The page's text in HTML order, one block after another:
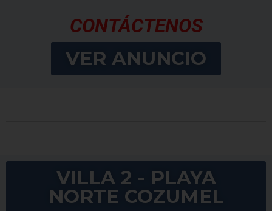
CONTÁCTENOS
VER ANUNCIO
VILLA 2 - PLAYA
NORTE COZUMEL